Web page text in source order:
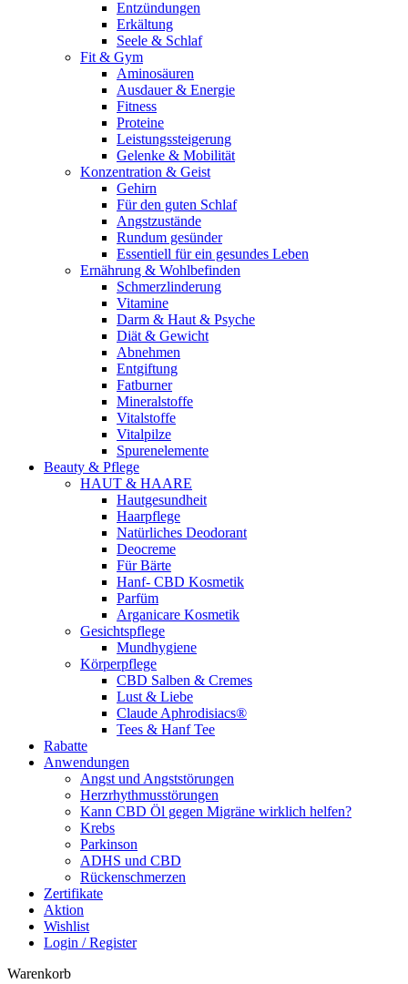
Entzündungen
Erkältung
Seele & Schlaf
Fit & Gym
Aminosäuren
Ausdauer & Energie
Fitness
Proteine
Leistungssteigerung
Gelenke & Mobilität
Konzentration & Geist
Gehirn
Für den guten Schlaf
Angstzustände
Rundum gesünder
Essentiell für ein gesundes Leben
Ernährung & Wohlbefinden
Schmerzlinderung
Vitamine
Darm & Haut & Psyche
Diät & Gewicht
Abnehmen
Entgiftung
Fatburner
Mineralstoffe
Vitalstoffe
Vitalpilze
Spurenelemente
Beauty & Pflege
HAUT & HAARE
Hautgesundheit
Haarpflege
Natürliches Deodorant
Deocreme
Für Bärte
Hanf- CBD Kosmetik
Parfüm
Arganicare Kosmetik
Gesichtspflege
Mundhygiene
Körperpflege
CBD Salben & Cremes
Lust & Liebe
Claude Aphrodisiacs®
Tees & Hanf Tee
Rabatte
Anwendungen
Angst und Angststörungen
Herzrhythmusstörungen
Kann CBD Öl gegen Migräne wirklich helfen?
Krebs
Parkinson
ADHS und CBD
Rückenschmerzen
Zertifikate
Aktion
Wishlist
Login / Register
Warenkorb